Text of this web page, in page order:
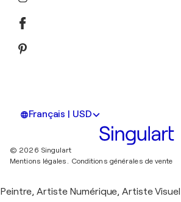
Français | USD
© 2026 Singulart
Mentions légales. Conditions générales de vente
Peintre, Artiste Numérique, Artiste Visuel